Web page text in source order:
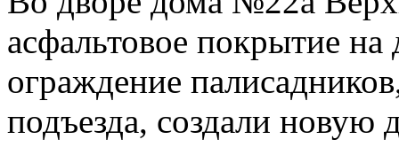
асфальтовое покрытие на
ограждение
подъезда, создали новую